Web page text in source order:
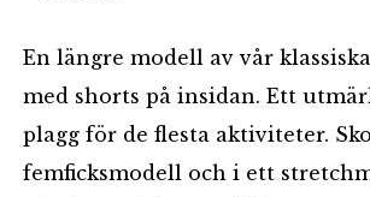
En längre modell av vår
med shorts på insidan. Ett
plagg för de flesta aktiviteter.
femficksmodell och i ett